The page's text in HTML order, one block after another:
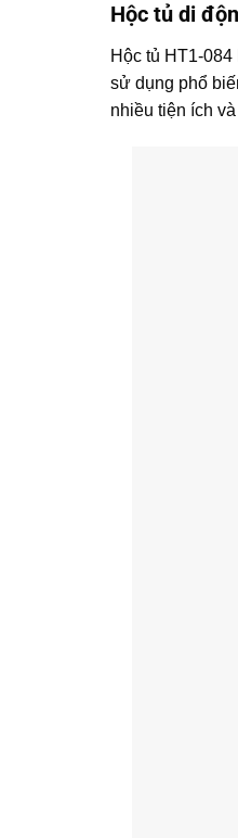
Hộc tủ di
Hộc tủ HT1-
sử dụng phổ
nhiều tiện ích